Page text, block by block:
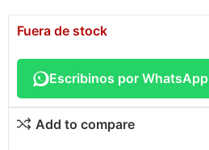
Fuera de stock
Escribinos por WhatsApp
Add to compare